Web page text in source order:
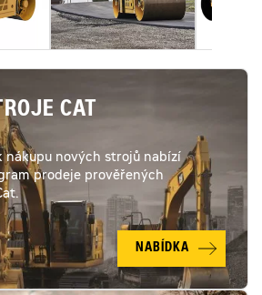
CAT
nákupu nových strojů nabízí
prodeje prověřených
NABÍDKA